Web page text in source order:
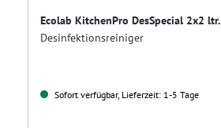
Ecolab KitchenPro DesSpecial 2x2 ltr.
Desinfektionsreiniger
Sofort verfügbar, Lieferzeit: 1-5 Tage